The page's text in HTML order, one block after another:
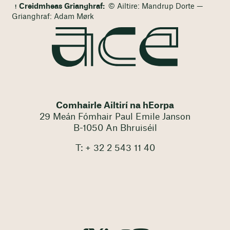
Creidmheas Grianghraf: © Ailtire: Mandrup Dorte —
Grianghraf: Adam Mørk
Comhairle Ailtirí na hEorpa
29 Meán Fómhair Paul Emile Janson
B-1050 An Bhruiséil
T: + 32 2 543 11 40